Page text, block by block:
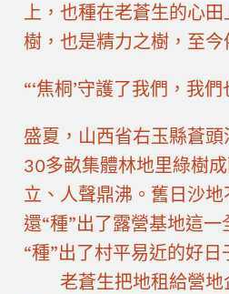
上，也種在老蒼生的心
樹，也是精力之樹，至今
“‘焦桐’守護了我們，我
盛夏，山西省右玉縣蒼
30多畝集體林地里綠樹
立、人聲鼎沸。舊日沙地
還“種”出了露營基地這
“種”出了村平易近的好日
老蒼生把地租給營地